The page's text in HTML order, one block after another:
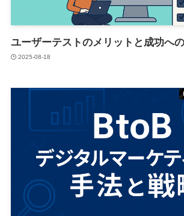
ユーザーテストのメリットと成功へ
2025-08-18